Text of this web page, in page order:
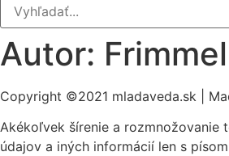
Autor:
Copyright ©2021 mladaveda.sk |
Akékoľvek šírenie a rozmnožovanie
údajov a iných informácií len s